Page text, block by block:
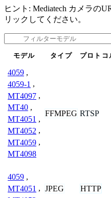
ヒント: Mediatech カメラの
リックしてください。
モデル タイプ プロトコ
4059 ,
4059-1 ,
MT4097 ,
MT40 ,
MT4051 ,
MT4052 ,
MT4059 ,
MT4098
FFMPEG RTSP
4059 ,
MT4051 , JPEG HTTP